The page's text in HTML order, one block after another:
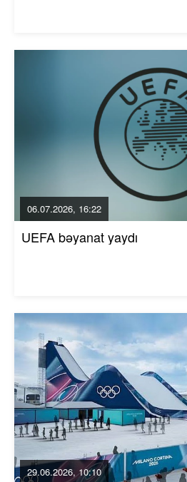
06.07.2026, 16:22
UEFA bəyanat yaydı
29.06.2026, 10:10